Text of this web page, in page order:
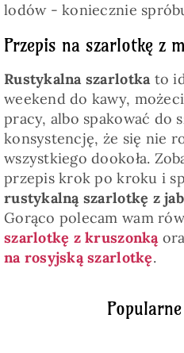
lodów - koniecznie
Przepis na szarlotkę z
Rustykalna szarlotka to
weekend do kawy,
pracy, albo spakować do
konsystencję, że się nie
wszystkiego dookoła.
przepis krok po kroku i
rustykalną szarlotkę z
Gorąco polecam wam
szarlotkę z kruszonką
na rosyjską szarlotkę.